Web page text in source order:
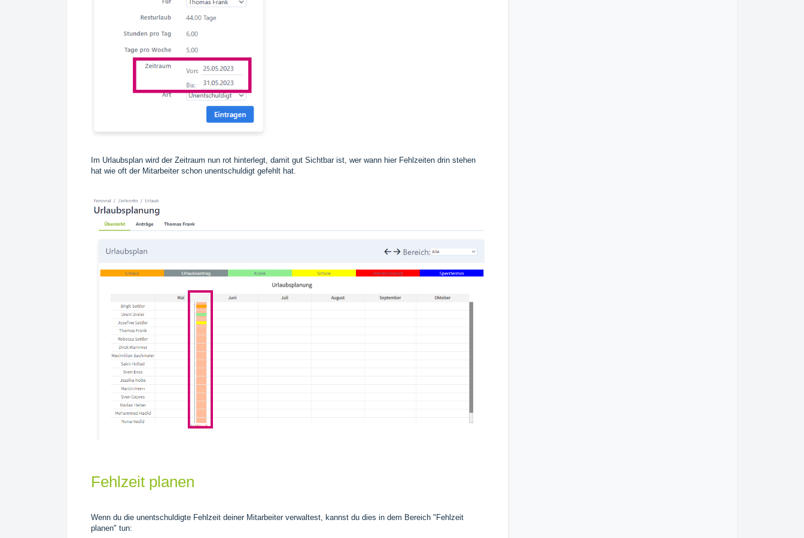
Im Urlaubsplan wird der Zeitraum nun rot hinterlegt, damit gut Sichtbar ist, wer wann hier Fehlzeiten drin stehen
hat wie oft der Mitarbeiter schon unentschuldigt gefehlt hat.
Fehlzeit planen
Wenn du die unentschuldigte Fehlzeit deiner Mitarbeiter verwaltest, kannst du dies in dem Bereich "Fehlzeit
planen" tun: